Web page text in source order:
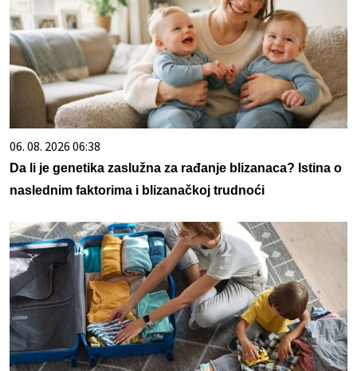
06. 08. 2026 06:38
Da li je genetika zaslužna za rađanje blizanaca? Istina o
naslednim faktorima i blizanačkoj trudnoći